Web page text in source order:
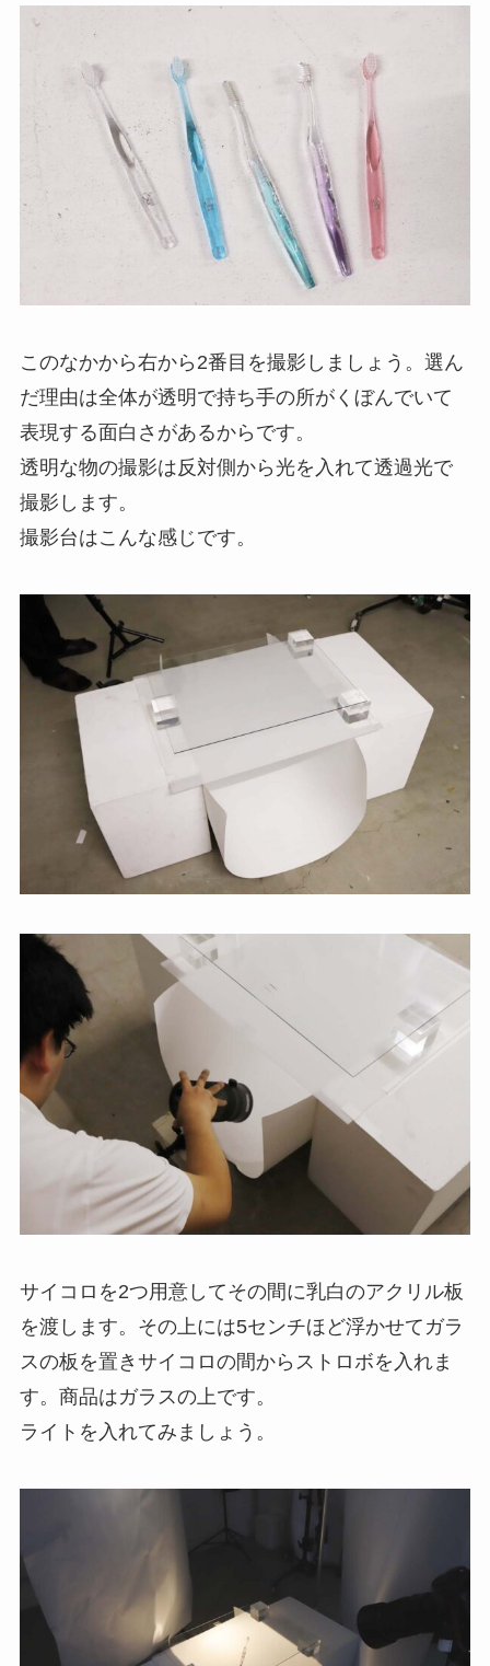
このなかから右から2番目を撮影しましょう。選ん
だ理由は全体が透明で持ち手の所がくぼんでいて
表現する面白さがあるからです。
透明な物の撮影は反対側から光を入れて透過光で
撮影します。
撮影台はこんな感じです。
サイコロを2つ用意してその間に乳白のアクリル板
を渡します。その上には5センチほど浮かせてガラ
スの板を置きサイコロの間からストロボを入れま
す。商品はガラスの上です。
ライトを入れてみましょう。